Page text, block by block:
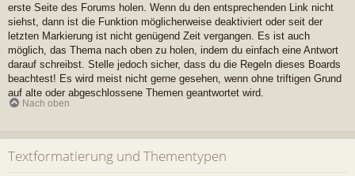
erste Seite des Forums holen. Wenn du den entsprechenden Link nicht
siehst, dann ist die Funktion möglicherweise deaktiviert oder seit der
letzten Markierung ist nicht genügend Zeit vergangen. Es ist auch
möglich, das Thema nach oben zu holen, indem du einfach eine Antwort
darauf schreibst. Stelle jedoch sicher, dass du die Regeln dieses Boards
beachtest! Es wird meist nicht gerne gesehen, wenn ohne triftigen Grund
auf alte oder abgeschlossene Themen geantwortet wird.
Nach oben
Textformatierung und Thementypen